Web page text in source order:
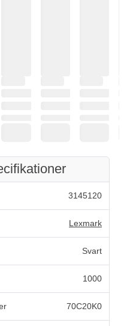
3145120
Lexmark
Svart
1000
70C20K0